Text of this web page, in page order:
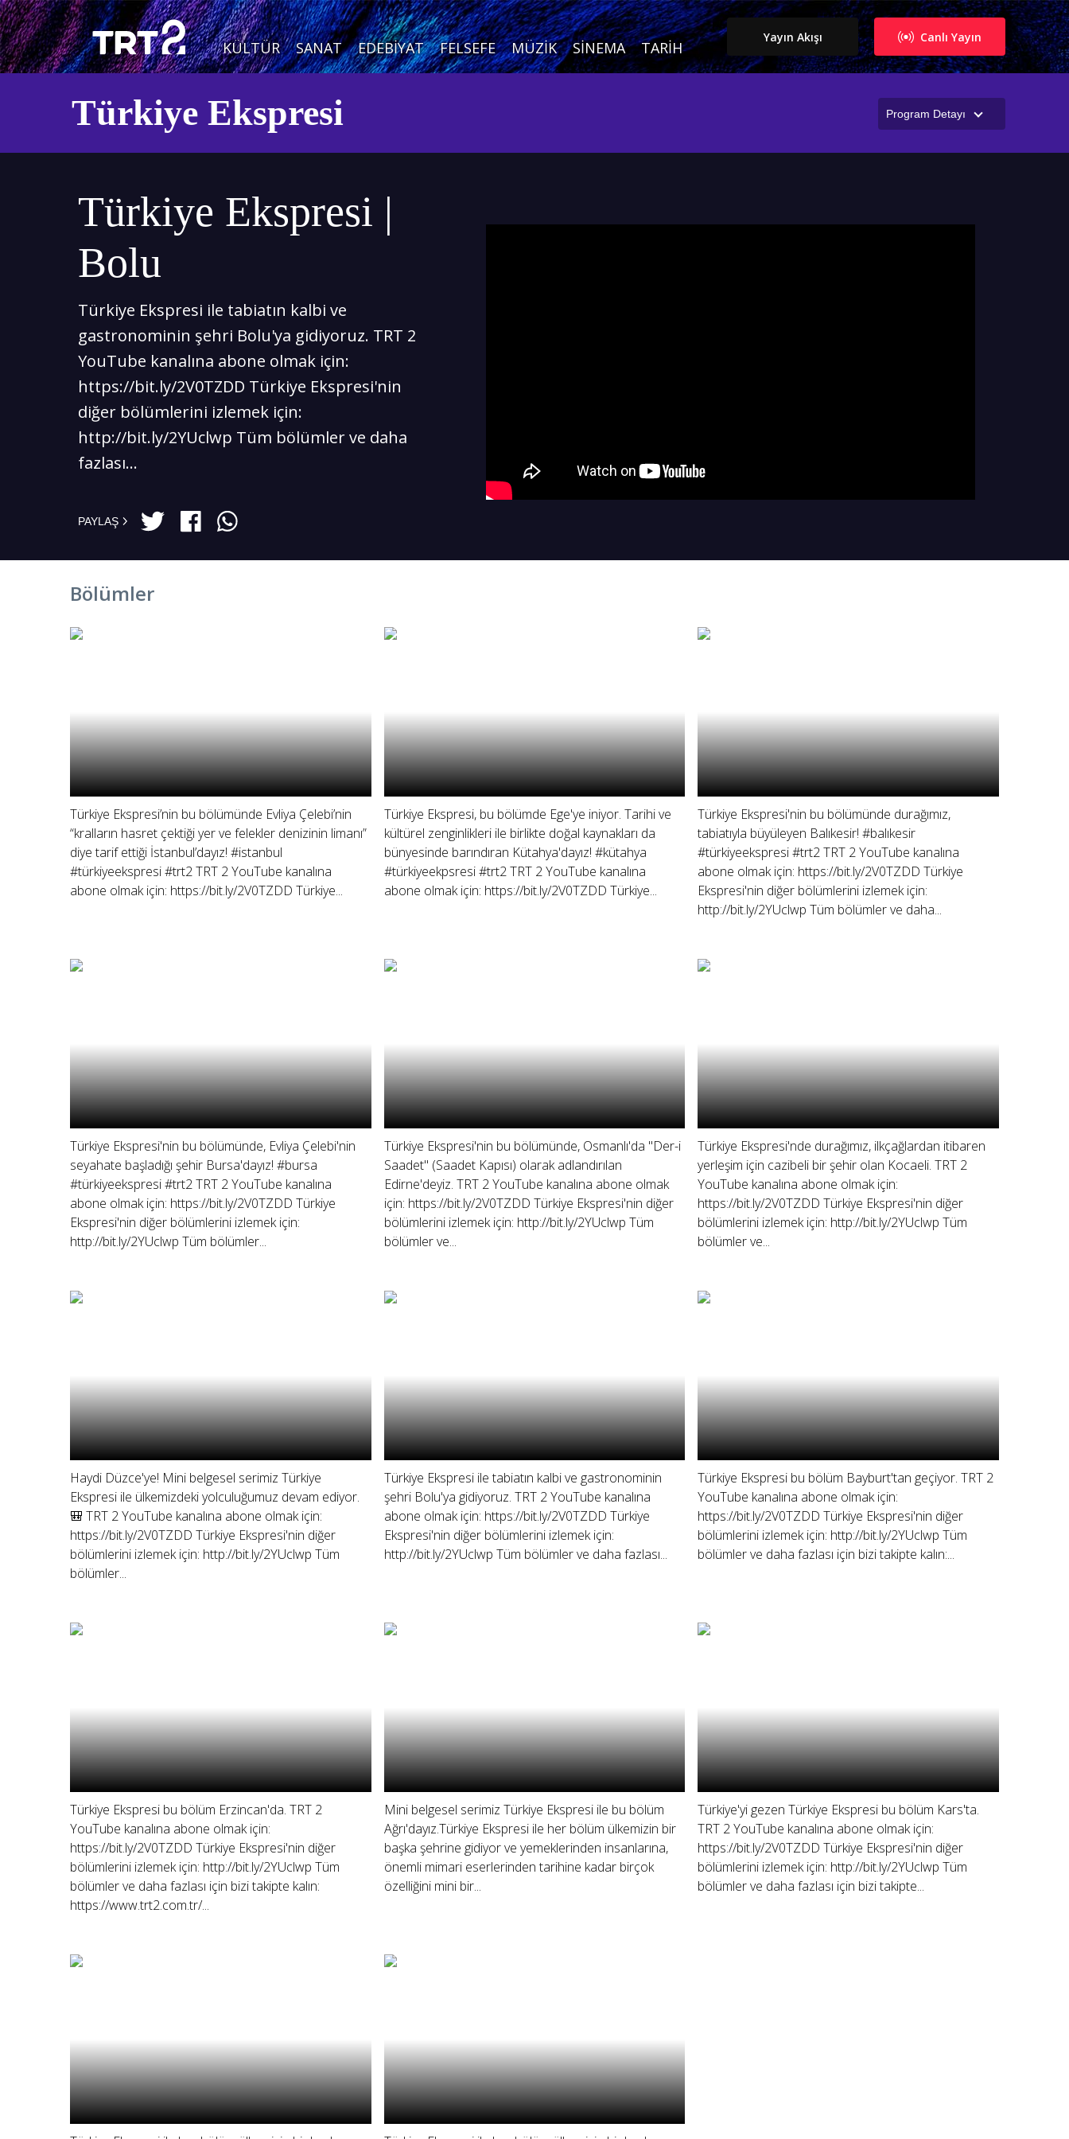
KÜLTÜR SANAT EDEBIYAT FELSEFE MÜZIK SINEMA TARIH
Canlı Yayın
Yayın Akışı
Program Detayı
Türkiye Ekspresi
Türkiye Ekspresi |
Bolu
Türkiye Ekspresi ile tabiatın kalbi ve
gastronominin şehri Bolu'ya gidiyoruz. TRT 2
YouTube kanalına abone olmak için:
https://bit.ly/2V0TZDD Türkiye Ekspresi'nin
diğer bölümlerini izlemek için:
http://bit.ly/2YUclwp Tüm bölümler ve daha
fazlası...
PAYLAŞ
Bölümler
Türkiye Ekspresi’nin bu bölümünde Evliya Çelebi’nin
“kralların hasret çektiği yer ve felekler denizinin limanı”
diye tarif ettiği İstanbul’dayız! #istanbul
#türkiyeekspresi #trt2 TRT 2 YouTube kanalına
abone olmak için: https://bit.ly/2V0TZDD Türkiye...
Türkiye Ekspresi, bu bölümde Ege'ye iniyor. Tarihi ve
kültürel zenginlikleri ile birlikte doğal kaynakları da
bünyesinde barındıran Kütahya'dayız! #kütahya
#türkiyeekpsresi #trt2 TRT 2 YouTube kanalına
abone olmak için: https://bit.ly/2V0TZDD Türkiye...
Türkiye Ekspresi'nin bu bölümünde durağımız,
tabiatıyla büyüleyen Balıkesir! #balıkesir
#türkiyeekspresi #trt2 TRT 2 YouTube kanalına
abone olmak için: https://bit.ly/2V0TZDD Türkiye
Ekspresi'nin diğer bölümlerini izlemek için:
http://bit.ly/2YUclwp Tüm bölümler ve daha...
Türkiye Ekspresi'nin bu bölümünde, Evliya Çelebi'nin
seyahate başladığı şehir Bursa'dayız! #bursa
#türkiyeekspresi #trt2 TRT 2 YouTube kanalına
abone olmak için: https://bit.ly/2V0TZDD Türkiye
Ekspresi'nin diğer bölümlerini izlemek için:
http://bit.ly/2YUclwp Tüm bölümler...
Türkiye Ekspresi'nin bu bölümünde, Osmanlı'da "Der-i
Saadet" (Saadet Kapısı) olarak adlandırılan
Edirne'deyiz. TRT 2 YouTube kanalına abone olmak
için: https://bit.ly/2V0TZDD Türkiye Ekspresi'nin diğer
bölümlerini izlemek için: http://bit.ly/2YUclwp Tüm
bölümler ve...
Türkiye Ekspresi'nde durağımız, ilkçağlardan itibaren
yerleşim için cazibeli bir şehir olan Kocaeli. TRT 2
YouTube kanalına abone olmak için:
https://bit.ly/2V0TZDD Türkiye Ekspresi'nin diğer
bölümlerini izlemek için: http://bit.ly/2YUclwp Tüm
bölümler ve...
Haydi Düzce'ye! Mini belgesel serimiz Türkiye
Ekspresi ile ülkemizdeki yolculuğumuz devam ediyor.
🎒 TRT 2 YouTube kanalına abone olmak için:
https://bit.ly/2V0TZDD Türkiye Ekspresi'nin diğer
bölümlerini izlemek için: http://bit.ly/2YUclwp Tüm
bölümler...
Türkiye Ekspresi ile tabiatın kalbi ve gastronominin
şehri Bolu'ya gidiyoruz. TRT 2 YouTube kanalına
abone olmak için: https://bit.ly/2V0TZDD Türkiye
Ekspresi'nin diğer bölümlerini izlemek için:
http://bit.ly/2YUclwp Tüm bölümler ve daha fazlası...
Türkiye Ekspresi bu bölüm Bayburt'tan geçiyor. TRT 2
YouTube kanalına abone olmak için:
https://bit.ly/2V0TZDD Türkiye Ekspresi'nin diğer
bölümlerini izlemek için: http://bit.ly/2YUclwp Tüm
bölümler ve daha fazlası için bizi takipte kalın:...
Türkiye Ekspresi bu bölüm Erzincan'da. TRT 2
YouTube kanalına abone olmak için:
https://bit.ly/2V0TZDD Türkiye Ekspresi'nin diğer
bölümlerini izlemek için: http://bit.ly/2YUclwp Tüm
bölümler ve daha fazlası için bizi takipte kalın:
https://www.trt2.com.tr/...
Mini belgesel serimiz Türkiye Ekspresi ile bu bölüm
Ağrı'dayız.Türkiye Ekspresi ile her bölüm ülkemizin bir
başka şehrine gidiyor ve yemeklerinden insanlarına,
önemli mimari eserlerinden tarihine kadar birçok
özelliğini mini bir...
Türkiye'yi gezen Türkiye Ekspresi bu bölüm Kars'ta.
TRT 2 YouTube kanalına abone olmak için:
https://bit.ly/2V0TZDD Türkiye Ekspresi'nin diğer
bölümlerini izlemek için: http://bit.ly/2YUclwp Tüm
bölümler ve daha fazlası için bizi takipte...